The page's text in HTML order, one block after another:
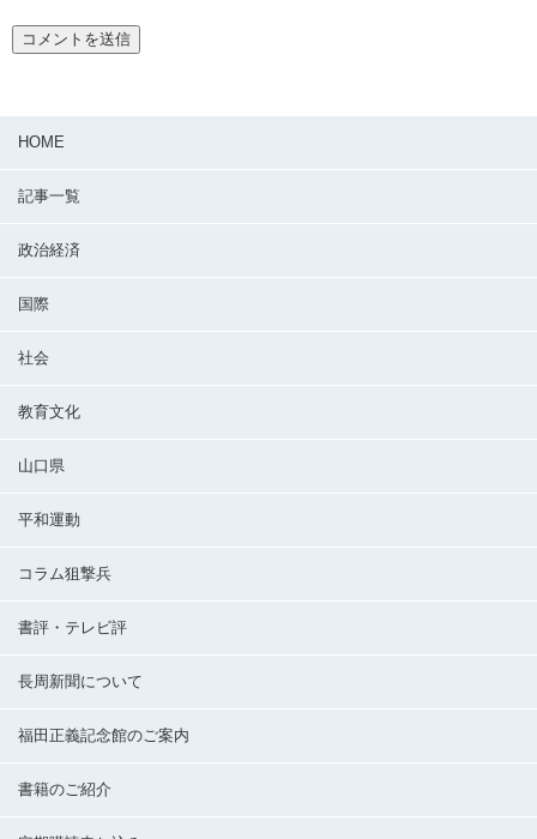
HOME
記事一覧
政治経済
国際
社会
教育文化
山口県
平和運動
コラム狙撃兵
書評・テレビ評
長周新聞について
福田正義記念館のご案内
書籍のご紹介